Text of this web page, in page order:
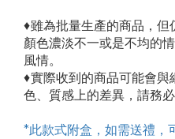
♦雖為批量生產的商品， 但
顏色濃淡不一或是不均的
風情。
♦實際收到的商品可能會
色、質感上的差異，請務
*此款式附盒，如需送禮，